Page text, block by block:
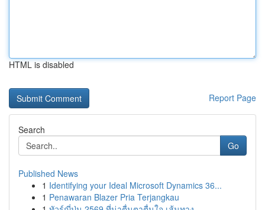
HTML is disabled
Report Page
Search
Go
Published News
1 Identifying your Ideal Microsoft Dynamics 36...
1 Penawaran Blazer Pria Terjangkau